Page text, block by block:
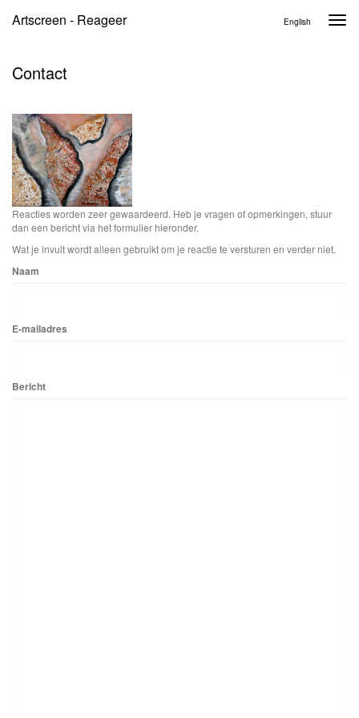
Artscreen - Reageer English
Contact
Reacties worden zeer gewaardeerd. Heb je vragen of opmerkingen, stuur
dan een bericht via het formulier hieronder.
Wat je invult wordt alleen gebruikt om je reactie te versturen en verder niet.
Naam
E-mailadres
Bericht